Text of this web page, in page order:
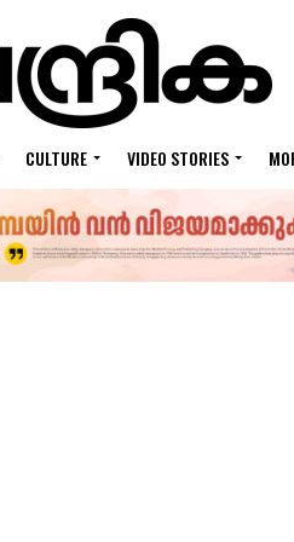
CULTURE VIDEO STORIES